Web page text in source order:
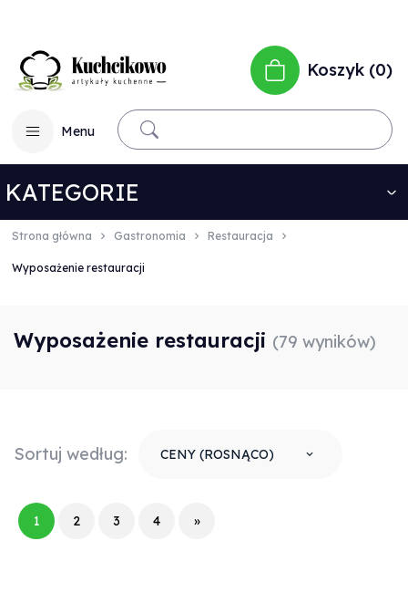
Menu
Koszyk 0
KATEGORIE
Strona główna Gastronomia Restauracja
Wyposażenie restauracji
Wyposażenie restauracji (79 wyników)
Sortuj według:
sort CENY (ROSNĄCO)
1 2 3 4 »